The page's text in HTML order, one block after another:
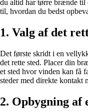
du altid har tørre brænde
til, hvordan du bedst
1. Valg af det
Det første skridt i en
det rette sted. Placer din
et sted hvor vinden kan få
steder med direkte kontakt
2. Opbygning af